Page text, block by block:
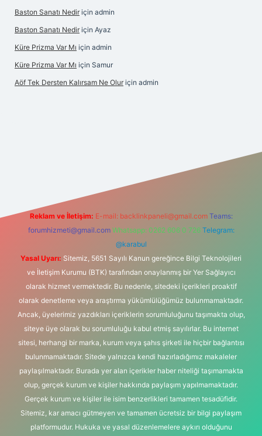
Baston Sanatı Nedir için admin
Baston Sanatı Nedir için Ayaz
Küre Prizma Var Mı için admin
Küre Prizma Var Mı için Samur
Aöf Tek Dersten Kalırsam Ne Olur için admin
Reklam ve İletişim: E-mail: backlinkpaneli@gmail.com Teams:
forumhizmeti@gmail.com Whatsapp: 0262 606 0 726 Telegram:
@karabul
Yasal Uyarı: Sitemiz, 5651 Sayılı Kanun gereğince Bilgi Teknolojileri
ve İletişim Kurumu (BTK) tarafından onaylanmış bir Yer Sağlayıcı
olarak hizmet vermektedir. Bu nedenle, sitedeki içerikleri proaktif
olarak denetleme veya araştırma yükümlülüğümüz bulunmamaktadır.
Ancak, üyelerimiz yazdıkları içeriklerin sorumluluğunu taşımakta olup,
siteye üye olarak bu sorumluluğu kabul etmiş sayılırlar. Bu internet
sitesi, herhangi bir marka, kurum veya şahıs şirketi ile hiçbir bağlantısı
bulunmamaktadır. Sitede yalnızca kendi hazırladığımız makaleler
paylaşılmaktadır. Burada yer alan içerikler haber niteliği taşımamakta
olup, gerçek kurum ve kişiler hakkında paylaşım yapılmamaktadır.
Gerçek kurum ve kişiler ile isim benzerlikleri tamamen tesadüfidir.
Sitemiz, kar amacı gütmeyen ve tamamen ücretsiz bir bilgi paylaşım
platformudur. Hukuka ve yasal düzenlemelere aykırı olduğunu